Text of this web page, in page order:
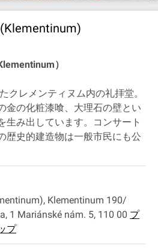
）
クレメンティヌム内の礼拝堂。
金の化粧漆喰、大理石の壁とい
生み出しています。コンサート
歴史的建造物は一般市民にも公
Klementinum 190/
1 Mariánské nám. 5, 110 00 プ
プ